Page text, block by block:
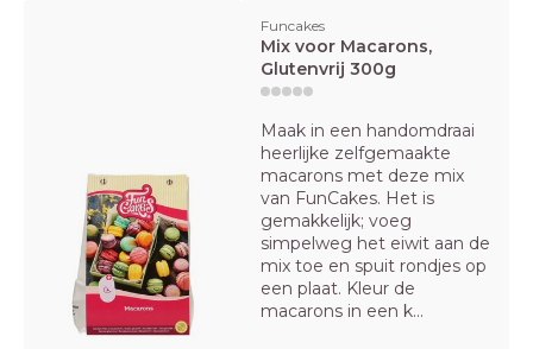
Funcakes
Mix voor Macarons,
Glutenvrij 300g
Maak in een handomdraai
heerlijke zelfgemaakte
macarons met deze mix
van FunCakes. Het is
gemakkelijk; voeg
simpelweg het eiwit aan de
mix toe en spuit rondjes op
een plaat. Kleur de
macarons in een k...